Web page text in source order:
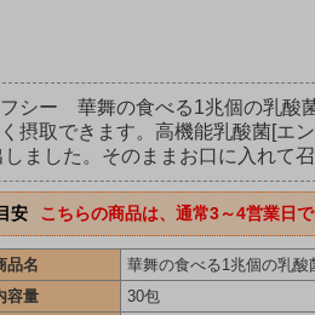
フシー 華舞の食べる1兆個の乳
摂取できます。高機能乳酸菌[エ
しました。そのままお口に入れて
安 こちらの商品は、通常3～4営業日で
品名
華舞の食べる1兆個の乳
容量
30包